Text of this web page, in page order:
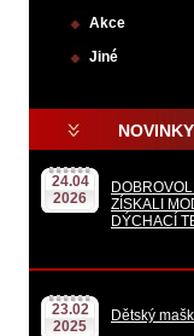
Akce
Jiné
NOVINKY
24.04
2026
ZÍSKALI
DÝCHACÍ
23.02
2025
Dětský